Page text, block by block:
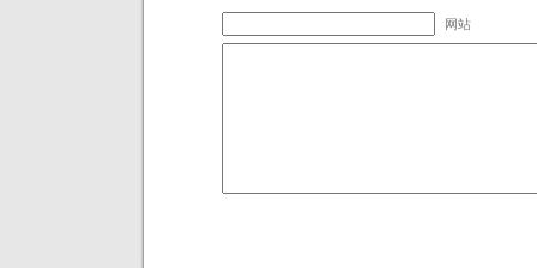
网站